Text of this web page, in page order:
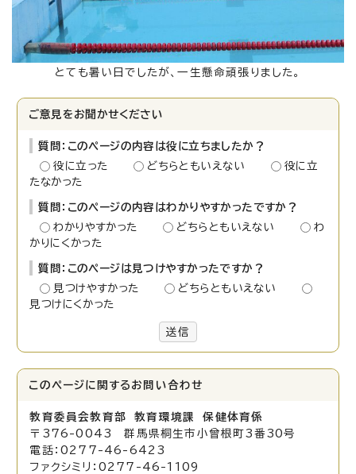
とても暑い日でしたが、一生懸命頑張りました。
ご意見をお聞かせください
質問：このページの内容は役に立ちましたか？
役に立った
どちらともいえない
役に立
たなかった
質問：このページの内容はわかりやすかったですか？
わかりやすかった
どちらともいえない
わ
かりにくかった
質問：このページは見つけやすかったですか？
見つけやすかった
どちらともいえない
見つけにくかった
送信
このページに関する お問い合わせ
教育委員会教育部 教育環境課 保健体育係
〒376-0043 群馬県桐生市小曾根町3番30号
電話：0277-46-6423
ファクシミリ：0277-46-1109